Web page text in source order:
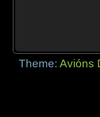
Theme:Avións